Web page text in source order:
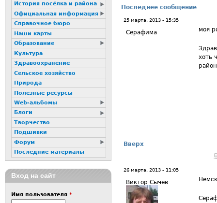
Последнее сообщение
25 марта, 2013 - 15:35
Серафима моя
хоть
Вверх
26 марта, 2013 - 11:05
Виктор Сычев
История посёлка и района
Официальная информация
Справочное бюро
Наши карты
Образование
Культура
Здравоохранение
Сельское хозяйство
Природа
Полезные ресурсы
Web-альбомы
Блоги
Творчество
Подшивки
Форум
Последние материалы
Вход на сайт
Имя пользователя *